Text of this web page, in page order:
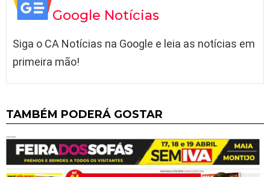
Google Notícias
Siga o CA Notícias na Google e leia as notícias em
primeira mão!
TAMBÉM PODERÁ GOSTAR